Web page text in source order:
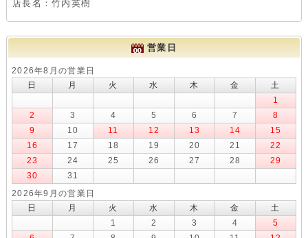
店長名：竹内英樹
営業日
2026年8月の営業日
日
月 火 水 木 金
土
1
2
3 4 5 6 7
8
9
10 11 12 13 14
15
16
17 18 19 20 21
22
23
24 25 26 27 28
29
30
31
2026年9月の営業日
日
月 火 水 木 金
土
1
2 3 4
5